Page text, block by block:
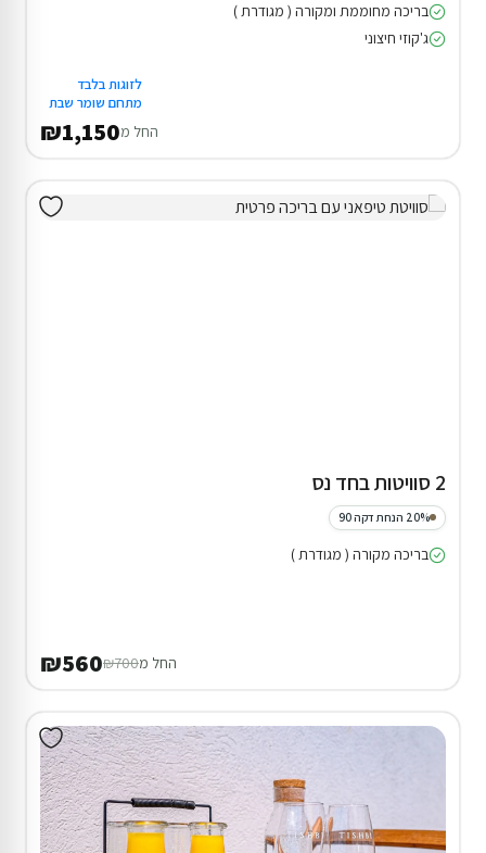
בריכה מחוממת ומקורה ( מגודרת )
ג'קוזי חיצוני
לזוגות בלבד
מתחם שומר שבת
החל מ₪1,150
2 סוויטות בחד נס
20% הנחת דקה 90
בריכה מקורה ( מגודרת )
החל מ₪700
₪560